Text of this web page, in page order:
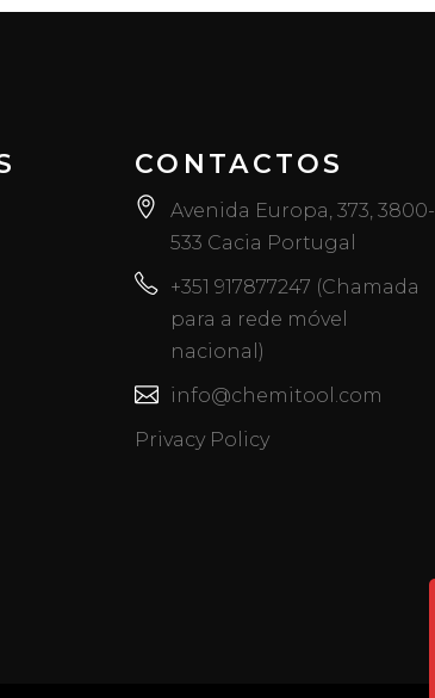
CONTACTOS
Avenida Europa, 373, 3800-
533 Cacia Portugal
+351 917877247 (Chamada
para a rede móvel
nacional)
info@chemitool.com
Privacy Policy